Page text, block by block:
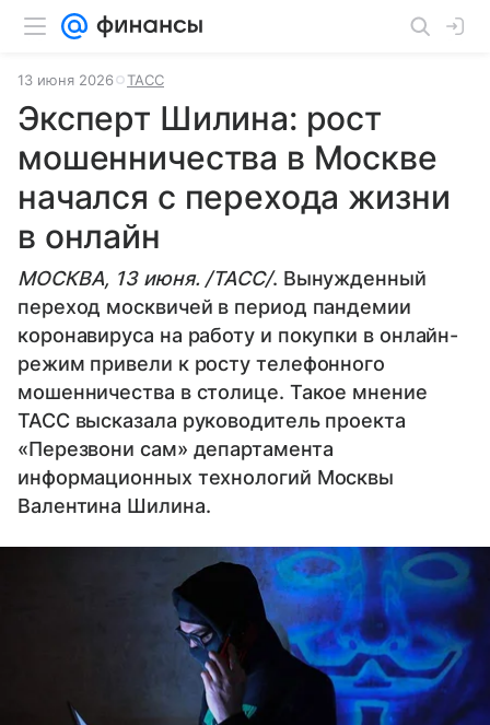
13 июня 2026 ТАСС
Эксперт Шилина: рост
мошенничества в Москве
начался с перехода жизни
в онлайн
МОСКВА, 13 июня. /ТАСС/. Вынужденный
переход москвичей в период пандемии
коронавируса на работу и покупки в онлайн-
режим привели к росту телефонного
мошенничества в столице. Такое мнение
ТАСС высказала руководитель проекта
«Перезвони сам» департамента
информационных технологий Москвы
Валентина Шилина.